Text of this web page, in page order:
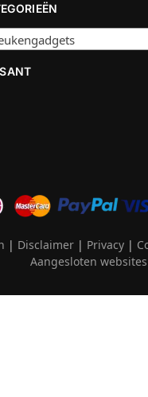
| Disclaimer| Privacy|
Aangesloten websites